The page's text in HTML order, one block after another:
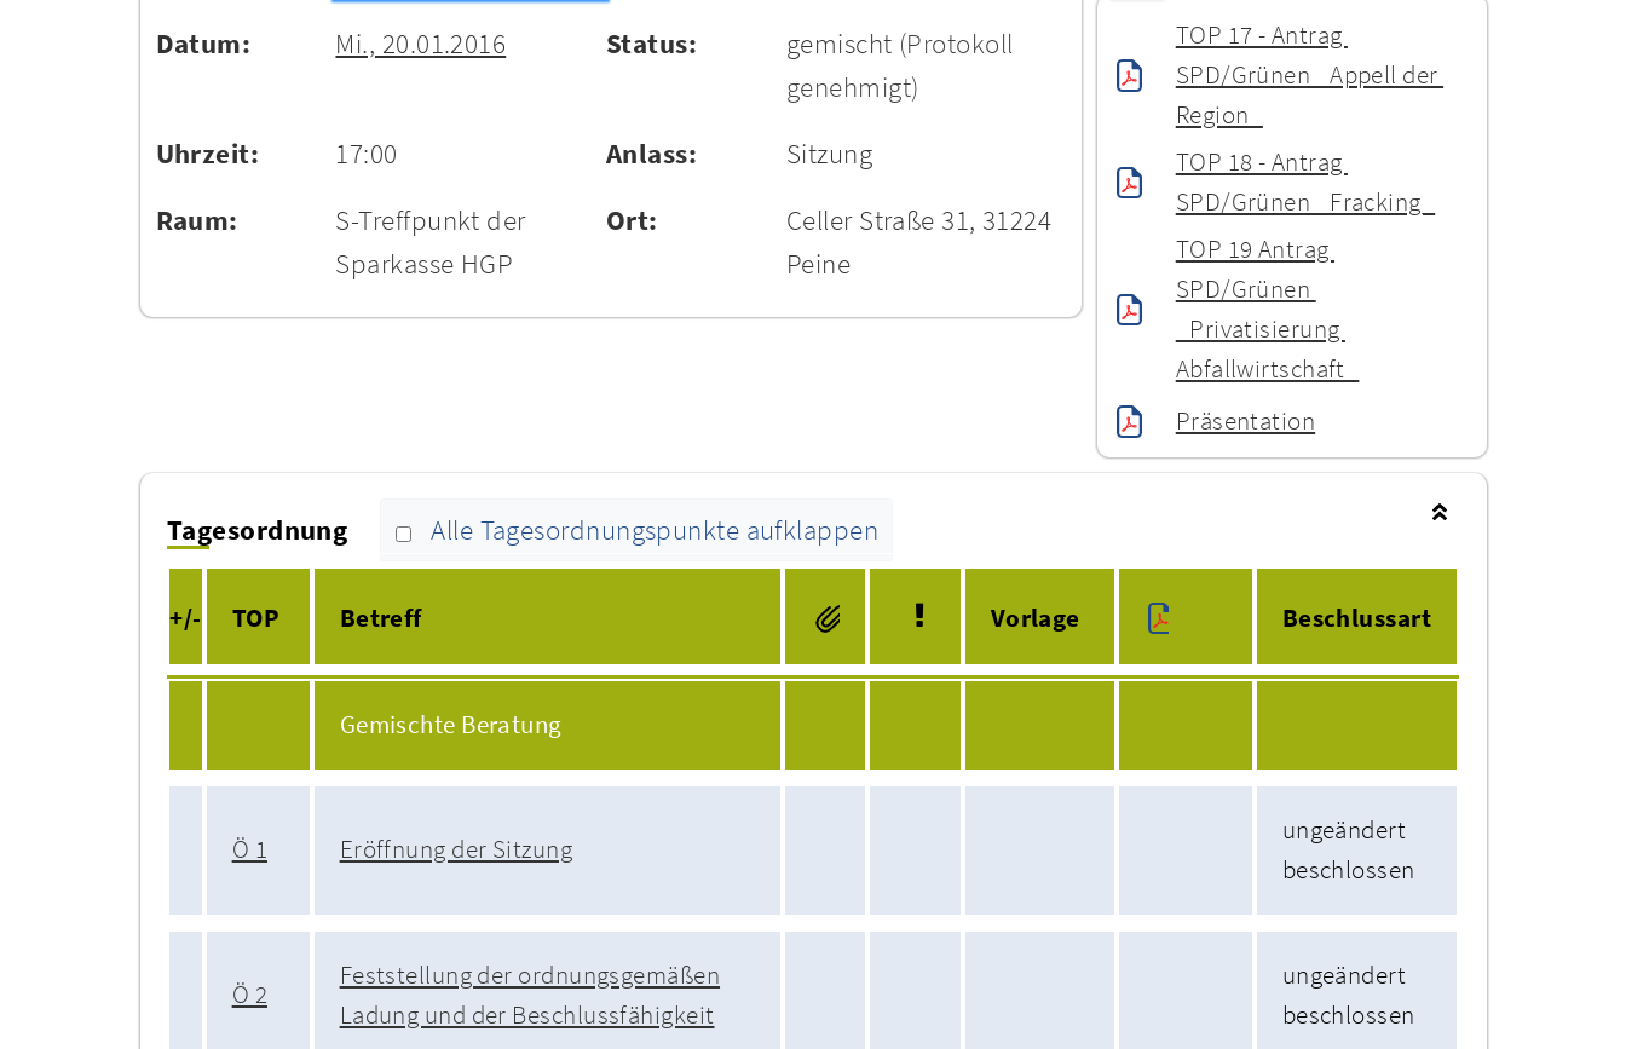
Datum:
Mi., 20.01.2016 Status: gemischt (Protokoll
genehmigt)
Uhrzeit:
17:00 Anlass:
Sitzung
Raum:
S-Treffpunkt der
Sparkasse HGP
Ort:
Celler Straße 31, 31224
Peine
TOP 17 - Antrag
SPD/Grünen _Appell der
Region_
TOP 18 - Antrag
SPD/Grünen _Fracking_
TOP 19 Antrag
SPD/Grünen
_Privatisierung
Abfallwirtschaft_
Präsentation
Tagesordnung Alle Tagesordnungspunkte aufklappen
Tagesordnung
+/-
TOP Betreff Vorlage Beschlussart
Gemischte Beratung
Ö 1 Eröffnung der Sitzung
ungeändert
beschlossen
Ö 2
Feststellung der ordnungsgemäßen
Ladung und der Beschlussfähigkeit
ungeändert
beschlossen